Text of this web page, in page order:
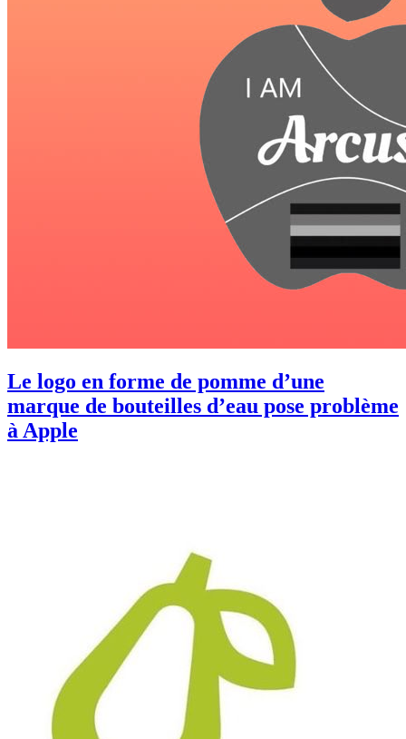
Le logo en forme de pomme d’une
marque de bouteilles d’eau pose problème
à Apple